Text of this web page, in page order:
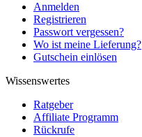
Anmelden
Registrieren
Passwort vergessen?
Wo ist meine Lieferung?
Gutschein einlösen
Wissenswertes
Ratgeber
Affiliate Programm
Rückrufe